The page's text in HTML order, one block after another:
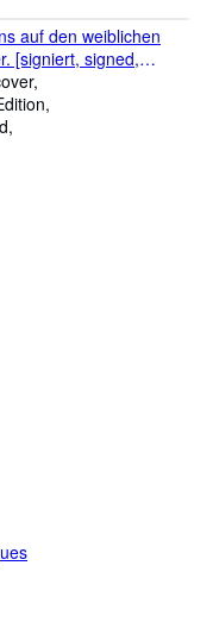
auf den weiblichen
[signiert, signed,
an Hans Joachim
Gilles d'Aurigny,
de Beaulieu, Victor
Lancelot Carle,